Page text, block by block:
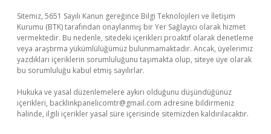
Sitemiz, 5651 Sayılı Kanun gereğince Bilgi Teknolojileri ve İletişim
Kurumu (BTK) tarafından onaylanmış bir Yer Sağlayıcı olarak hizmet
vermektedir. Bu nedenle, sitedeki içerikleri proaktif olarak denetleme
veya araştırma yükümlülüğümüz bulunmamaktadır. Ancak, üyelerimiz
yazdıkları içeriklerin sorumluluğunu taşımakta olup, siteye üye olarak
bu sorumluluğu kabul etmiş sayılırlar.
Hukuka ve yasal düzenlemelere aykırı olduğunu düşündüğünüz
içerikleri, backlinkpanelicomtr@gmail.com adresine bildirmeniz
halinde, ilgili içerikler yasal süre içerisinde sitemizden kaldırılacaktır.